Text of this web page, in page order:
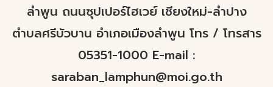
ลำพูน ถนนซุปเปอร์ไฮเวย์ เชียงใหม่-ลำปาง
ตำบลศรีบัวบาน อำเภอเมืองลำพูน โทร / โทรสาร
05351-1000 E-mail :
saraban_lamphun@moi.go.th